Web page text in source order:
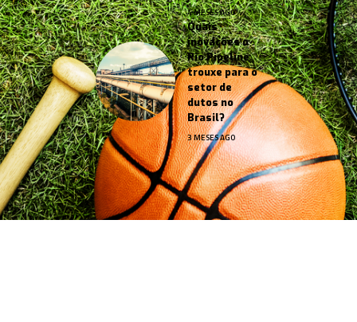
4 MESES AGO
Quais
inovações o
Rio Pipeline
trouxe para o
setor de
dutos no
Brasil?
3 MESES AGO